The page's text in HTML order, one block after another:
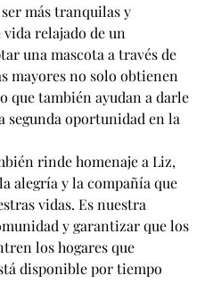
más tranquilas y
vida relajado de un
una mascota a través de
mayores no solo obtienen
que también ayudan a darle
segunda oportunidad en la
rinde homenaje a Liz,
alegría y la compañía que
vidas. Es nuestra
y garantizar que los
los hogares que
disponible por tiempo